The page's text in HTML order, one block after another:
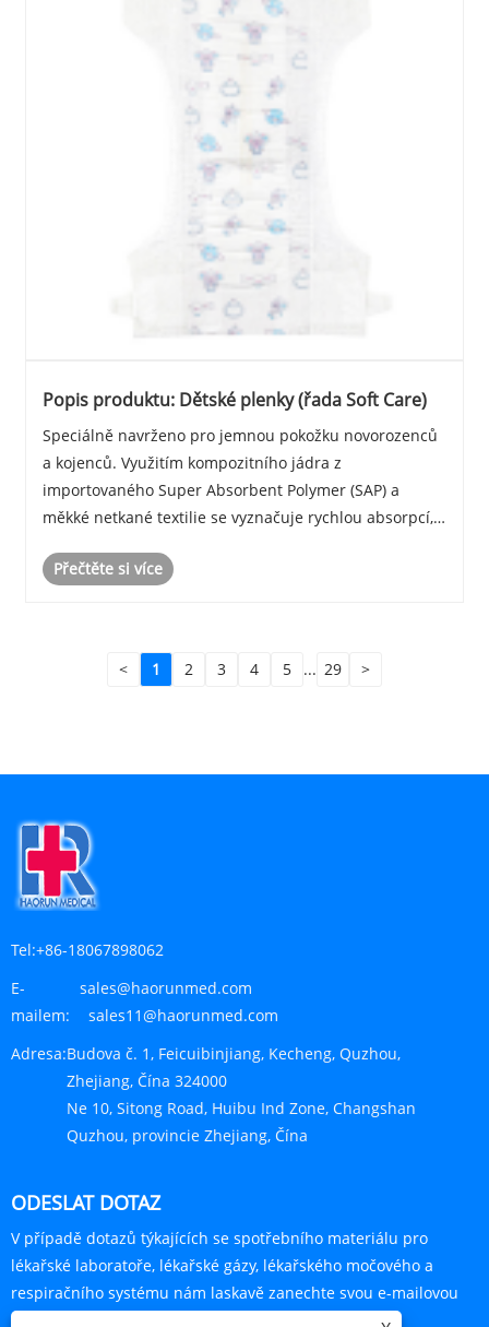
Popis produktu: Dětské plenky (řada Soft Care)
Speciálně navrženo pro jemnou pokožku novorozenců
a kojenců. Využitím kompozitního jádra z
importovaného Super Absorbent Polymer (SAP) a
měkké netkané textilie se vyznačuje rychlou absorpcí,
střih ve tvaru S se přizpůsobí křivce boků dítěte v
Přečtěte si více
< 1 2 3 4 5 ... 29 >
Tel:+86-18067898062
E-
mailem:
sales@haorunmed.com
sales11@haorunmed.com
Adresa:Budova č. 1, Feicuibinjiang, Kecheng, Quzhou,
Zhejiang, Čína 324000
Ne 10, Sitong Road, Huibu Ind Zone, Changshan
Quzhou, provincie Zhejiang, Čína
ODESLAT DOTAZ
V případě dotazů týkajících se spotřebního materiálu pro
lékařské laboratoře, lékařské gázy, lékařského močového a
respiračního systému nám laskavě zanechte svou e-mailovou
adresu a my se vám do 24 hodin ozveme.